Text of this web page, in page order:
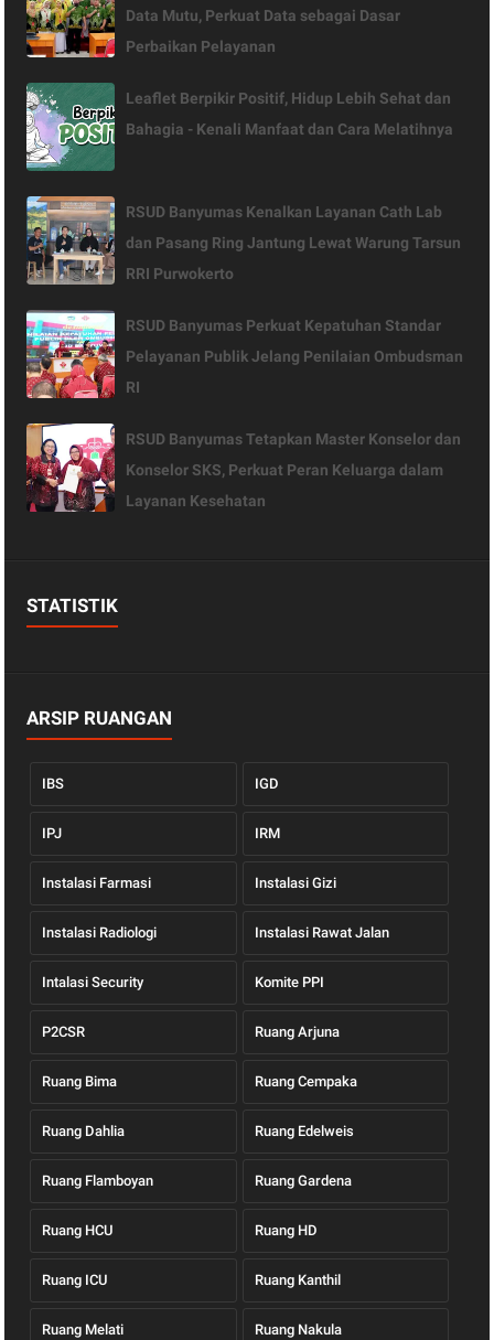
Data Mutu, Perkuat Data sebagai Dasar
Perbaikan Pelayanan
Leaflet Berpikir Positif, Hidup Lebih Sehat dan
Bahagia - Kenali Manfaat dan Cara Melatihnya
RSUD Banyumas Kenalkan Layanan Cath Lab
dan Pasang Ring Jantung Lewat Warung Tarsun
RRI Purwokerto
RSUD Banyumas Perkuat Kepatuhan Standar
Pelayanan Publik Jelang Penilaian Ombudsman
RI
RSUD Banyumas Tetapkan Master Konselor dan
Konselor SKS, Perkuat Peran Keluarga dalam
Layanan Kesehatan
STATISTIK
ARSIP RUANGAN
IBS IGD
IPJ IRM
Instalasi Farmasi Instalasi Gizi
Instalasi Radiologi Instalasi Rawat Jalan
Intalasi Security Komite PPI
P2CSR Ruang Arjuna
Ruang Bima Ruang Cempaka
Ruang Dahlia Ruang Edelweis
Ruang Flamboyan Ruang Gardena
Ruang HCU Ruang HD
Ruang ICU Ruang Kanthil
Ruang Melati Ruang Nakula